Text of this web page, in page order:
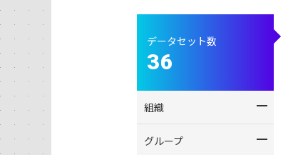
データセット数
36
組織
グループ